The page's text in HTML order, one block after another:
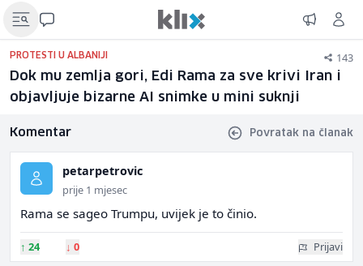
PROTESTI U ALBANIJI 143
Dok mu zemlja gori, Edi Rama za sve krivi Iran i
objavljuje bizarne AI snimke u mini suknji
Komentar Povratak na članak
petarpetrovic
prije 1 mjesec
Rama se sageo Trumpu, uvijek je to činio.
↑ 24 ↓ 0 Prijavi